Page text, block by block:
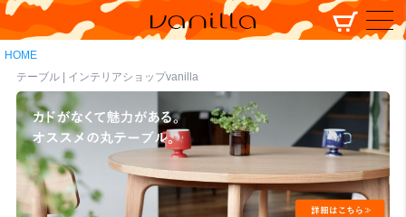
HOME
テーブル | インテリアショップvanilla